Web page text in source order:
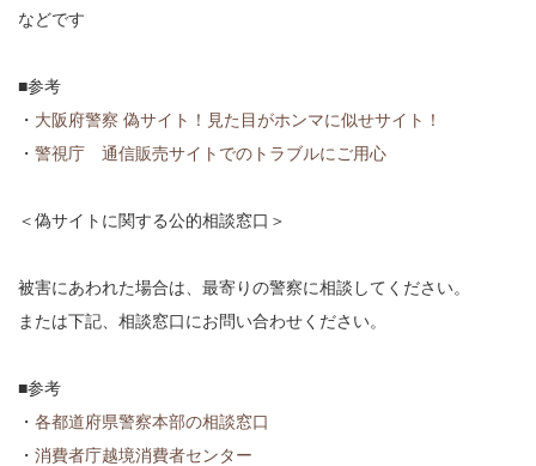
などです
■参考
・ 大阪府警察 偽サイト！見た目がホンマに似せサイト！
・ 警視庁 通信販売サイトでのトラブルにご用心
＜偽サイトに関する公的相談窓口＞
被害にあわれた場合は、最寄りの警察に相談してください。
または下記、相談窓口にお問い合わせください。
■参考
・ 各都道府県警察本部の相談窓口
・ 消費者庁越境消費者センター